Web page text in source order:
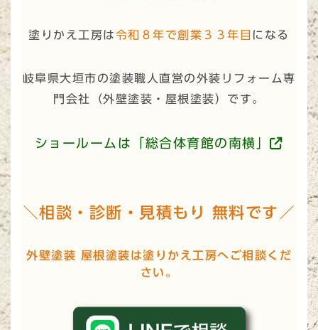
塗りかえ工房は令和８年で創業３３年目 になる
岐阜県大垣市の塗装職人直営の外装リフォーム専
門会社（外壁塗装・屋根塗装）です。
ショールームは「総合体育館の南横」
＼相談・診断・見積もり 無料です／
外壁塗装 屋根塗装は塗りかえ工房へご相談くだ
さい。